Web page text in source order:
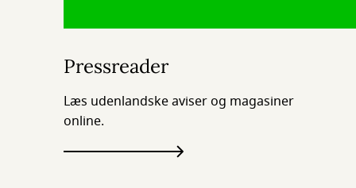
Pressreader
Læs udenlandske aviser og magasiner
online.